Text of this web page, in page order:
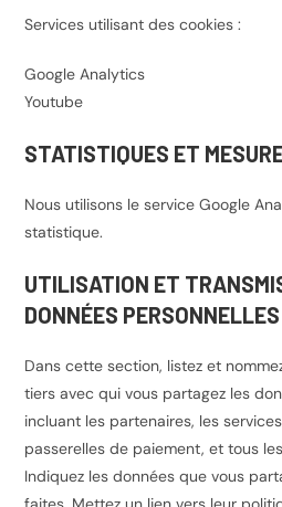
Services utilisant des cookies :
Google Analytics
Youtube
STATISTIQUES ET
Nous utilisons le service Google
statistique.
UTILISATION ET
DONNÉES PERSONNELLES
Dans cette section, listez et
tiers avec qui vous partagez les
incluant les partenaires, les
passerelles de paiement, et tous
Indiquez les données que vous